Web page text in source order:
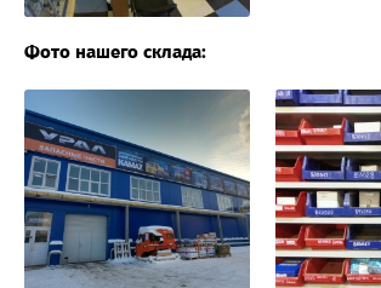
Фото нашего склада: